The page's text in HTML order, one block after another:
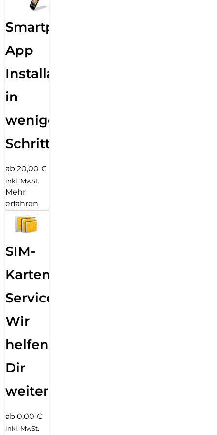
Smartphone
App
Installation
in
wenigen
Schritten
ab 20,00 €
inkl. MwSt.
Mehr
erfahren
SIM-
Karten
Service:
Wir
helfen
Dir
weiter
ab 0,00 €
inkl. MwSt.